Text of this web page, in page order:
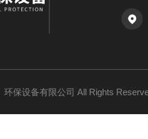
环保设备有限公司 All Rights